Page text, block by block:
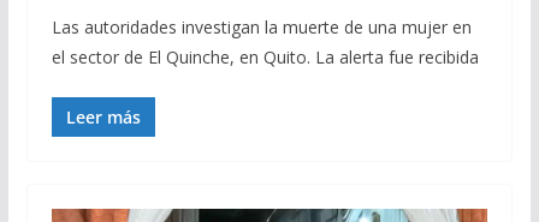
Las autoridades investigan la muerte de una mujer en
el sector de El Quinche, en Quito. La alerta fue recibida
Leer más